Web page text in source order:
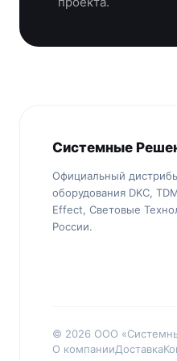
Системные
Официальный
оборудования DKC,
Effect, Световые
России.
© 2026 ООО
О компанииДоставка